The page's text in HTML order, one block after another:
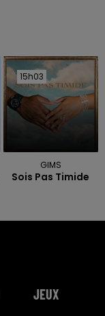
15h03
15h03
GIMS
Sois Pas Timide
JEUX